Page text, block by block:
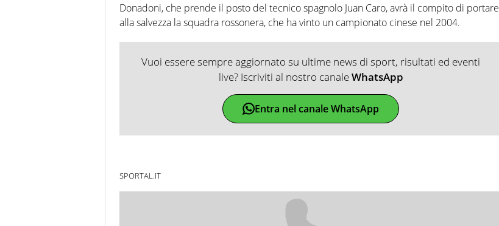
Donadoni, che prende il posto del tecnico spagnolo Juan Caro, avrà il compito di portare
alla salvezza la squadra rossonera, che ha vinto un campionato cinese nel 2004.
Vuoi essere sempre aggiornato su ultime news di sport, risultati ed eventi
live? Iscriviti al nostro canaleWhatsApp
Entra nel canale WhatsApp
SPORTAL.IT